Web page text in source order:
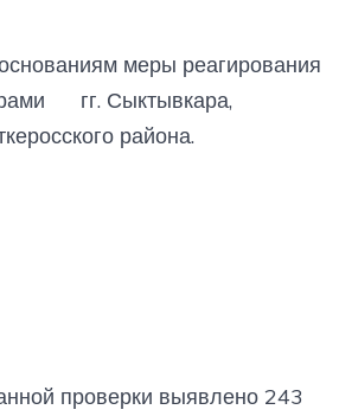
меры реагирования
гг. Сыктывкара,
района.
проверки выявлено 243